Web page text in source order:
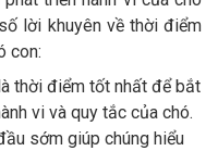
lời khuyên về thời điểm
con:
thời điểm tốt nhất để bắt
vi và quy tắc của chó.
sớm giúp chúng hiểu